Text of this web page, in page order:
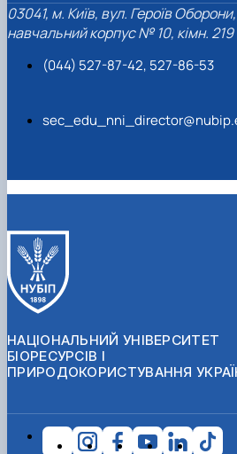
03041, м. Київ, вул. Героїв Оборони,
навчальний корпус № 10, кімн. 219
(044) 527-87-42, 527-86-53
НАЦІОНАЛЬНИЙ УНІВЕРСИТЕТ
БІОРЕСУРСІВ І
ПРИРОДОКОРИСТУВАННЯ